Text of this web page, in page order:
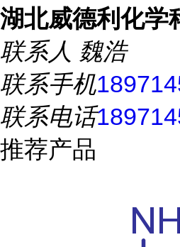
湖北威德利化学
联系人 魏浩
联系手机
联系电话
推荐产品